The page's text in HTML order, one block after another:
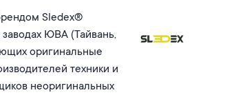
Sledex®
заводах ЮВА (Тайвань,
оригинальные
техники и
неоригинальных